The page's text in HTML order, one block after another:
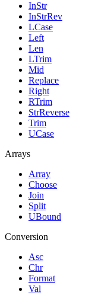
InStr
InStrRev
LCase
Left
Len
LTrim
Mid
Replace
Right
RTrim
StrReverse
Trim
UCase
Arrays
Array
Choose
Join
Split
UBound
Conversion
Asc
Chr
Format
Val